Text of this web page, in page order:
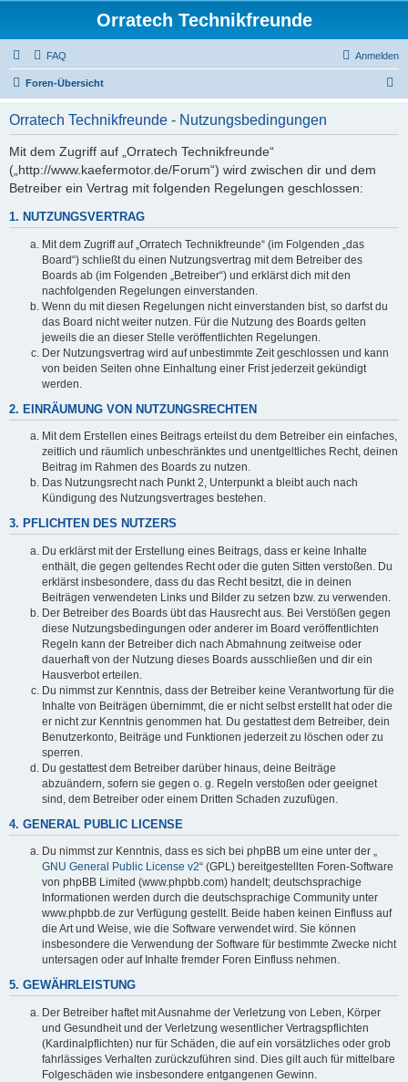
Orratech Technikfreunde
FAQ Anmelden
Foren-Übersicht
Orratech Technikfreunde - Nutzungsbedingungen
Mit dem Zugriff auf „Orratech Technikfreunde“
(„http://www.kaefermotor.de/Forum“) wird zwischen dir und dem
Betreiber ein Vertrag mit folgenden Regelungen geschlossen:
1. NUTZUNGSVERTRAG
Mit dem Zugriff auf „Orratech Technikfreunde“ (im Folgenden „das
Board“) schließt du einen Nutzungsvertrag mit dem Betreiber des
Boards ab (im Folgenden „Betreiber“) und erklärst dich mit den
nachfolgenden Regelungen einverstanden.
Wenn du mit diesen Regelungen nicht einverstanden bist, so darfst du
das Board nicht weiter nutzen. Für die Nutzung des Boards gelten
jeweils die an dieser Stelle veröffentlichten Regelungen.
Der Nutzungsvertrag wird auf unbestimmte Zeit geschlossen und kann
von beiden Seiten ohne Einhaltung einer Frist jederzeit gekündigt
werden.
2. EINRÄUMUNG VON NUTZUNGSRECHTEN
Mit dem Erstellen eines Beitrags erteilst du dem Betreiber ein einfaches,
zeitlich und räumlich unbeschränktes und unentgeltliches Recht, deinen
Beitrag im Rahmen des Boards zu nutzen.
Das Nutzungsrecht nach Punkt 2, Unterpunkt a bleibt auch nach
Kündigung des Nutzungsvertrages bestehen.
3. PFLICHTEN DES NUTZERS
Du erklärst mit der Erstellung eines Beitrags, dass er keine Inhalte
enthält, die gegen geltendes Recht oder die guten Sitten verstoßen. Du
erklärst insbesondere, dass du das Recht besitzt, die in deinen
Beiträgen verwendeten Links und Bilder zu setzen bzw. zu verwenden.
Der Betreiber des Boards übt das Hausrecht aus. Bei Verstößen gegen
diese Nutzungsbedingungen oder anderer im Board veröffentlichten
Regeln kann der Betreiber dich nach Abmahnung zeitweise oder
dauerhaft von der Nutzung dieses Boards ausschließen und dir ein
Hausverbot erteilen.
Du nimmst zur Kenntnis, dass der Betreiber keine Verantwortung für die
Inhalte von Beiträgen übernimmt, die er nicht selbst erstellt hat oder die
er nicht zur Kenntnis genommen hat. Du gestattest dem Betreiber, dein
Benutzerkonto, Beiträge und Funktionen jederzeit zu löschen oder zu
sperren.
Du gestattest dem Betreiber darüber hinaus, deine Beiträge
abzuändern, sofern sie gegen o. g. Regeln verstoßen oder geeignet
sind, dem Betreiber oder einem Dritten Schaden zuzufügen.
4. GENERAL PUBLIC LICENSE
Du nimmst zur Kenntnis, dass es sich bei phpBB um eine unter der „
GNU General Public License v2“ (GPL) bereitgestellten Foren-Software
von phpBB Limited (www.phpbb.com) handelt; deutschsprachige
Informationen werden durch die deutschsprachige Community unter
www.phpbb.de zur Verfügung gestellt. Beide haben keinen Einfluss auf
die Art und Weise, wie die Software verwendet wird. Sie können
insbesondere die Verwendung der Software für bestimmte Zwecke nicht
untersagen oder auf Inhalte fremder Foren Einfluss nehmen.
5. GEWÄHRLEISTUNG
Der Betreiber haftet mit Ausnahme der Verletzung von Leben, Körper
und Gesundheit und der Verletzung wesentlicher Vertragspflichten
(Kardinalpflichten) nur für Schäden, die auf ein vorsätzliches oder grob
fahrlässiges Verhalten zurückzuführen sind. Dies gilt auch für mittelbare
Folgeschäden wie insbesondere entgangenen Gewinn.